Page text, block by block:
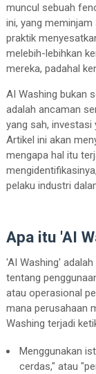
muncul sebuah
ini, yang
praktik
melebih-lebihkan
mereka, padahal
AI Washing bukan
adalah ancaman
yang sah, investasi
Artikel ini akan
mengapa hal itu
pelaku industri
Apa itu 'AI
'AI Washing'
tentang
atau operasional
mana perusahaan
Washing terjadi
Menggunakan
cerdas," atau